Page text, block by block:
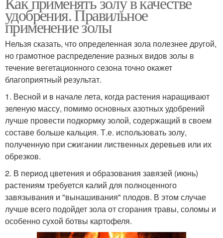
удобрения. Правильное
применение золы
Нельзя сказать, что определенная зола полезнее другой,
но грамотное распределение разных видов золы в
течение вегетационного сезона точно окажет
благоприятный результат.
1. Весной и в начале лета, когда растения наращивают
зеленую массу, помимо основных азотных удобрений
лучше провести подкормку золой, содержащий в своем
составе больше кальция. Т.е. использовать золу,
полученную при сжигании лиственных деревьев или их
обрезков.
2. В период цветения и образования завязей (июнь)
растениям требуется калий для полноценного
завязывания и "вынашивания" плодов. В этом случае
лучше всего подойдет зола от сгорания травы, соломы и
особенно сухой ботвы картофеля.